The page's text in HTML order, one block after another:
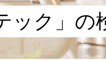
ック」の